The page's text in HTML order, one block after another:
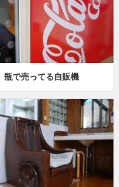
瓶で売ってる自販機